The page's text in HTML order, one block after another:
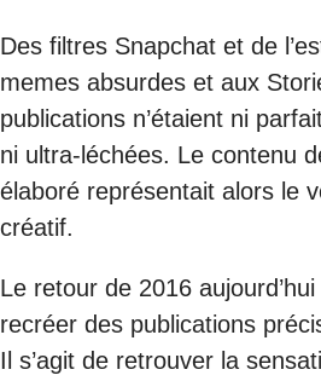
Des filtres Snapchat et de
memes absurdes et aux
publications n’étaient ni
ni ultra-léchées. Le contenu
élaboré représentait alors le
créatif.
Le retour de 2016
recréer des publications
Il s’agit de retrouver la